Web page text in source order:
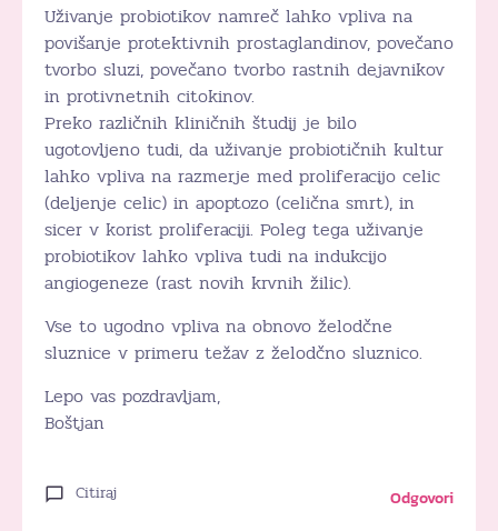
Uživanje probiotikov namreč lahko vpliva na
povišanje protektivnih prostaglandinov, povečano
tvorbo sluzi, povečano tvorbo rastnih dejavnikov
in protivnetnih citokinov.
Preko različnih kliničnih študij je bilo
ugotovljeno tudi, da uživanje probiotičnih kultur
lahko vpliva na razmerje med proliferacijo celic
(deljenje celic) in apoptozo (celična smrt), in
sicer v korist proliferaciji. Poleg tega uživanje
probiotikov lahko vpliva tudi na indukcijo
angiogeneze (rast novih krvnih žilic).
Vse to ugodno vpliva na obnovo želodčne
sluznice v primeru težav z želodčno sluznico.
Lepo vas pozdravljam,
Boštjan
Citiraj Odgovori